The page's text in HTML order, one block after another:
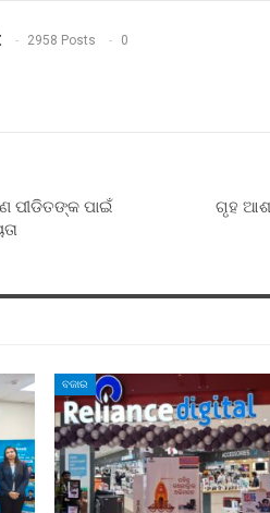
2958 Posts 0
ପୀଡିତଙ୍କ ପାଇଁ
ଗୃହ
ବଜାର